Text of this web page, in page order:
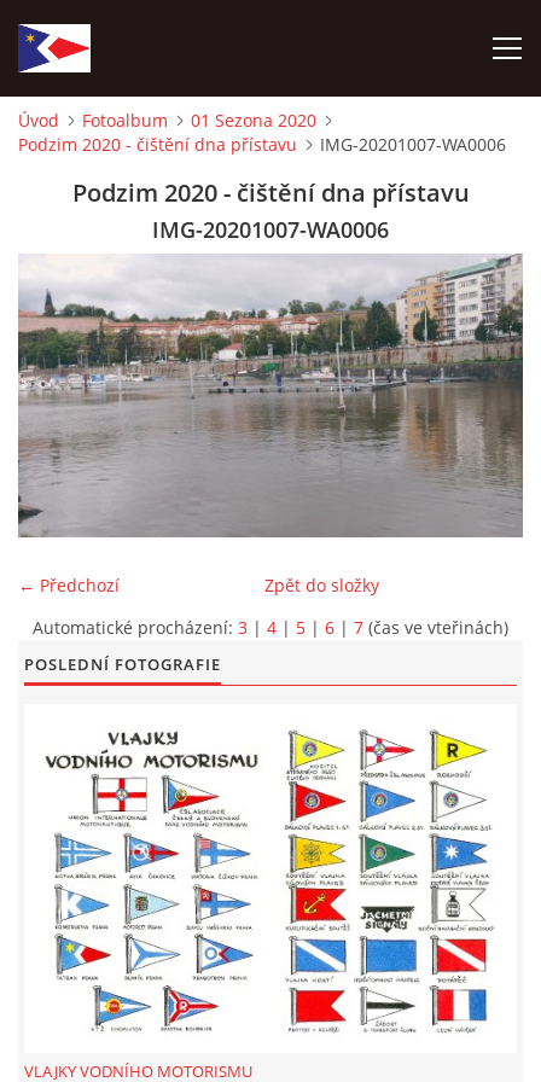
ÚVOD
NÁBOR NOVÝCH ČLENŮ
HISTORIE
SOUČASNOST
VIZE BUDOUCNOSTI
FOTOALBUM
LODĚNICE A OKOLÍ
ROČENKA 2026
PLOVOUCÍ LODĚNICE
VIDEOALBUM
UŽITEČNÉ ODKAZY
KONTAKTY
VSTUP PRO ČLENY
Úvod Fotoalbum
01 Sezona 2020
Podzim 2020 - čištění dna přístavu
IMG-20201007-WA0006
Podzim 2020 - čištění dna přístavu
IMG-20201007-WA0006
← Předchozí
Zpět do složky
Automatické procházení: 3 | 4 | 5 | 6 | 7 (čas ve vteřinách)
POSLEDNÍ FOTOGRAFIE
VLAJKY VODNÍHO MOTORISMU